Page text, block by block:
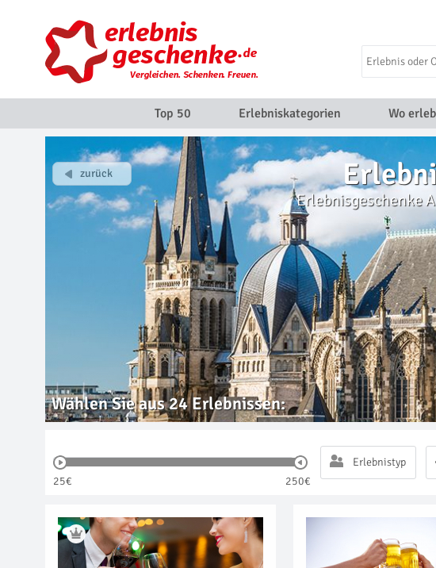
Top 50 Erlebniskategorien Wo
Erlebnisgeschenke
Wählen Sie aus24Erlebnissen:
25€ 250€
Erlebnistyp